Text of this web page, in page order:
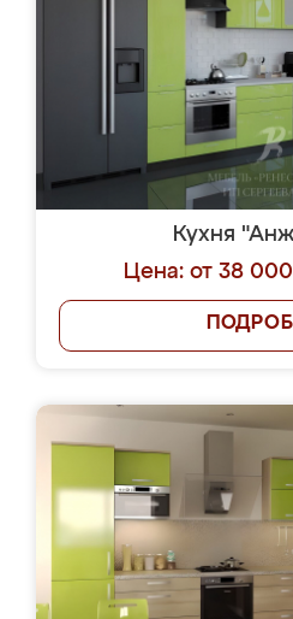
Кухня
Цена: от 38